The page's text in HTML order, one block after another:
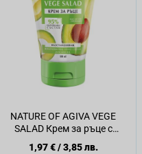
NATURE OF AGIVA VEGE
SALAD Крем за ръце с
авокадо, 100 мл
1,97 €/3,85 лв.